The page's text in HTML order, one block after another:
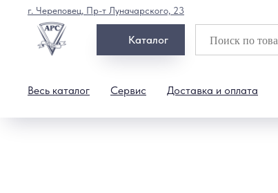
Каталог
Весь каталог Сервис Доставка и оплата
г. Череповец, Пр-т Луначарского, 23